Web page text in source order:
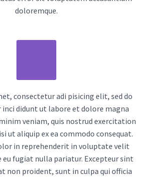
doloremque.
consectetur adi pisicing elit, sed do
didunt ut labore et dolore magna
veniam, quis nostrud exercitation
ut aliquip ex ea commodo consequat.
in reprehenderit in voluptate velit
eu fugiat nulla pariatur. Excepteur sint
non proident, sunt in culpa qui officia